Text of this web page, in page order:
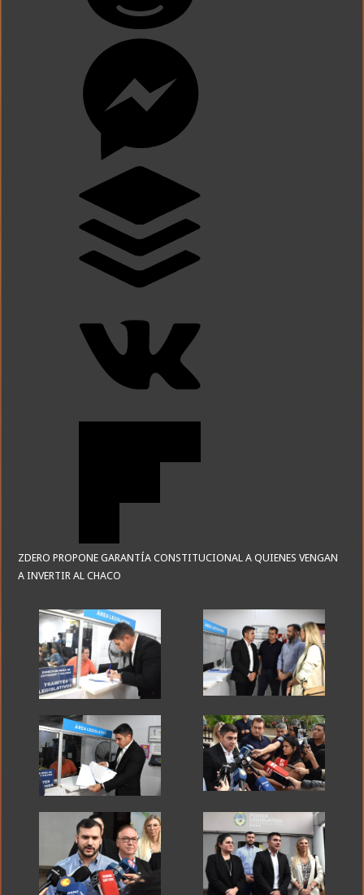
ZDERO PROPONE GARANTÍA CONSTITUCIONAL A QUIENES VENGAN
A INVERTIR AL CHACO